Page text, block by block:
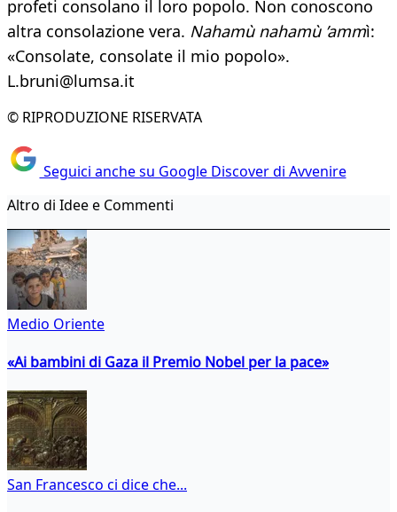
profeti consolano il loro popolo. Non conoscono
altra consolazione vera. Nahamù nahamù ’ammì:
«Consolate, consolate il mio popolo».
L.bruni@lumsa.it
© RIPRODUZIONE RISERVATA
Seguici anche su Google Discover di Avvenire
Altro di Idee e Commenti
Medio Oriente
«Ai bambini di Gaza il Premio Nobel per la pace»
San Francesco ci dice che...